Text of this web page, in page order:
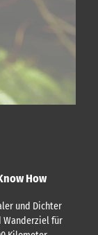
How
und Dichter
Wanderziel für